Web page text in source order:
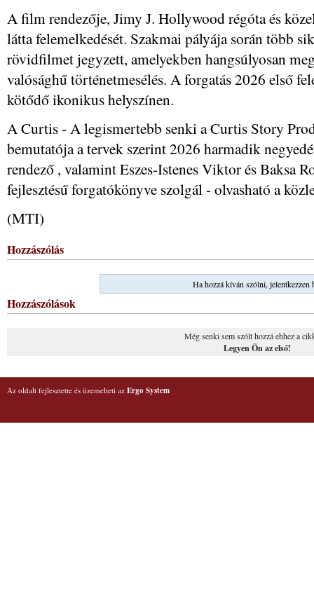
A film rendezője, Jimy J. Hollywood régóta és
látta felemelkedését. Szakmai pályája során több
rövidfilmet jegyzett, amelyekben hangsúlyosan
valósághű történetmesélés. A forgatás 2026 első
kötődő ikonikus helyszínen.
A Curtis - A legismertebb senki a Curtis Story
bemutatója a tervek szerint 2026 harmadik
rendező , valamint Eszes-Istenes Viktor és Baksa
fejlesztésű forgatókönyve szolgál - olvasható a
(MTI)
Hozzászólás
Ha hozzá kíván szólni, jelentkezzen
Hozzászólások
Még senki sem szólt hozzá ehhez a
Legyen Ön az első!
Az oldalt fejlesztette és üzemelteti az Ergo System